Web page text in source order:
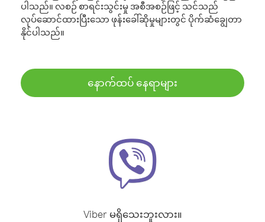
ပါသည်။ လစဉ် စာရင်းသွင်းမှု အစီအစဉ်ဖြင့် သင်သည်
လုပ်ဆောင်ထားပြီးသော ဖုန်းခေါ်ဆိုမှုများတွင် ပိုက်ဆံချွေတာ
နိုင်ပါသည်။
နောက်ထပ် နေရာများ
Viber မရှိသေးဘူးလား။